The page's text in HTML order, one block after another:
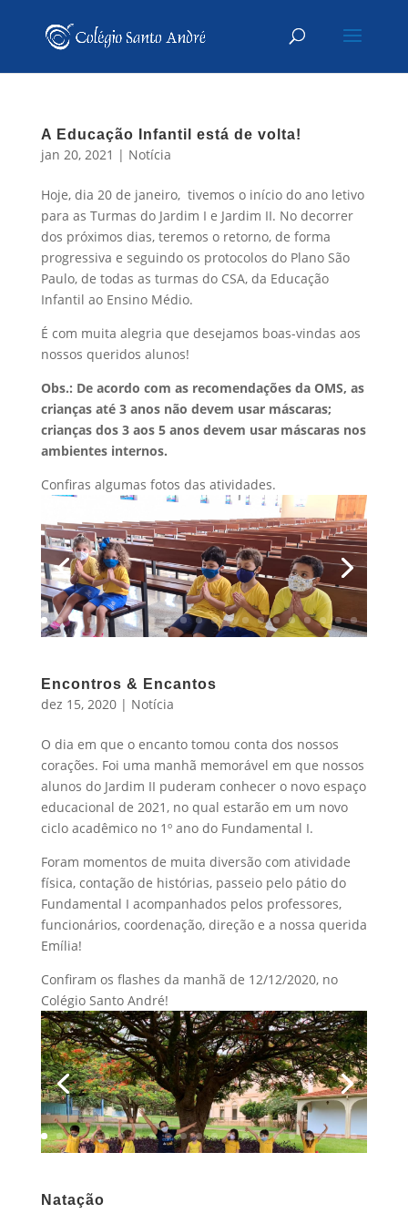
A Educação Infantil está de volta!
jan 20, 2021 | Notícia
Hoje, dia 20 de janeiro, tivemos o início do ano letivo
para as Turmas do Jardim I e Jardim II. No decorrer
dos próximos dias, teremos o retorno, de forma
progressiva e seguindo os protocolos do Plano São
Paulo, de todas as turmas do CSA, da Educação
Infantil ao Ensino Médio.
É com muita alegria que desejamos boas-vindas aos
nossos queridos alunos!
Obs.: De acordo com as recomendações da OMS, as
crianças até 3 anos não devem usar máscaras;
crianças dos 3 aos 5 anos devem usar máscaras nos
ambientes internos.
Confiras algumas fotos das atividades.
Encontros & Encantos
dez 15, 2020| Notícia
O dia em que o encanto tomou conta dos nossos
corações. Foi uma manhã memorável em que nossos
alunos do Jardim II puderam conhecer o novo espaço
educacional de 2021, no qual estarão em um novo
ciclo acadêmico no 1º ano do Fundamental I.
Foram momentos de muita diversão com atividade
física, contação de histórias, passeio pelo pátio do
Fundamental I acompanhados pelos professores,
funcionários, coordenação, direção e a nossa querida
Emília!
Confiram os flashes da manhã de 12/12/2020, no
Colégio Santo André!
Natação